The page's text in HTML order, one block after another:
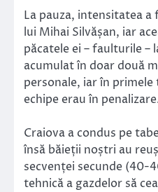
La pauza, intensitatea
lui Mihai Silvășan, iar
păcatele ei – faulturile –
acumulat în doar două
personale, iar în
echipe erau în
Craiova a condus pe
însă băieții noștri au
secvenței secunde (40-
tehnică a gazdelor să